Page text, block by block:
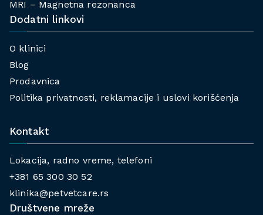
MRI – Magnetna rezonanca
Dodatni linkovi
O klinici
Blog
Prodavnica
Politika privatnosti, reklamacije i uslovi korišćenja
Kontakt
Lokacija, radno vreme, telefoni
+381 65 300 30 52
klinika@petvetcare.rs
Društvene mreže